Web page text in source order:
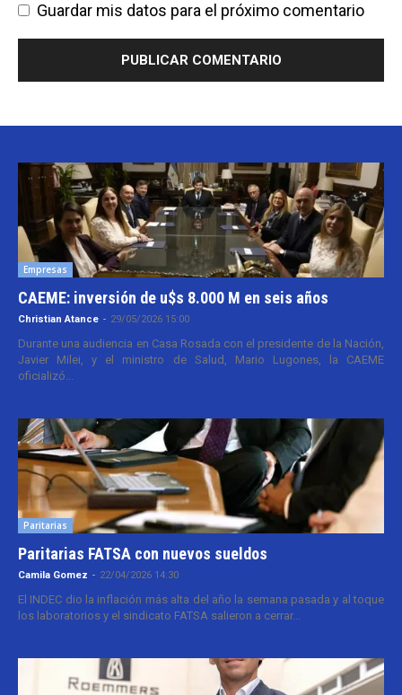
Guardar mis datos para el próximo comentario
Empresas
CAEME: inversión de u$s 8.000 M en seis años
Christian Atance - 29/05/2026 15:00
Durante una audiencia en Casa Rosada con el presidente de la Nación,
Javier Milei, y el ministro de Salud, Mario Lugones, la CAEME
oficializó...
Paritarias
Paritarias FATSA con nuevos sueldos
Camila Gomez - 22/04/2026 14:30
El INDEC dio la inflación más alta del año la semana pasada y al toque
los laboratorios y el sindicato FATSA salieron a cerrar...